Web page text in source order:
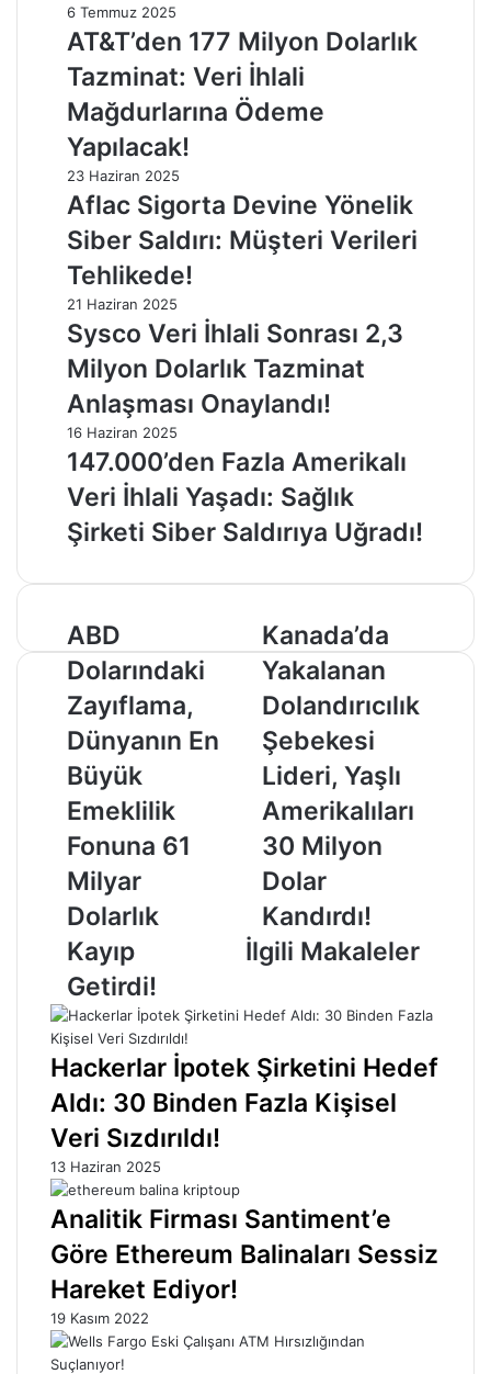
6 Temmuz 2025
AT&T’den 177 Milyon Dolarlık
Tazminat: Veri İhlali
Mağdurlarına Ödeme
Yapılacak!
23 Haziran 2025
Aflac Sigorta Devine Yönelik
Siber Saldırı: Müşteri Verileri
Tehlikede!
21 Haziran 2025
Sysco Veri İhlali Sonrası 2,3
Milyon Dolarlık Tazminat
Anlaşması Onaylandı!
16 Haziran 2025
147.000’den Fazla Amerikalı
Veri İhlali Yaşadı: Sağlık
Şirketi Siber Saldırıya Uğradı!
ABD
Dolarındaki
Zayıflama,
Dünyanın
En
Büyük
Emeklilik
Fonuna
61
Milyar
Dolarlık
Kayıp
Getirdi!
ABD
Dolarındaki
Zayıflama,
Dünyanın En
Büyük
Emeklilik
Fonuna 61
Milyar
Dolarlık
Kayıp
Getirdi!
Kanada’da
Yakalanan
Dolandırıcılık
Şebekesi
Lideri,
Yaşlı
Amerikalıları
30
Milyon
Dolar
Kandırdı!
Kanada’da
Yakalanan
Dolandırıcılık
Şebekesi
Lideri, Yaşlı
Amerikalıları
30 Milyon
Dolar
Kandırdı!
İlgili Makaleler
Hackerlar İpotek Şirketini Hedef
Aldı: 30 Binden Fazla Kişisel
Veri Sızdırıldı!
13 Haziran 2025
Analitik Firması Santiment’e
Göre Ethereum Balinaları Sessiz
Hareket Ediyor!
19 Kasım 2022